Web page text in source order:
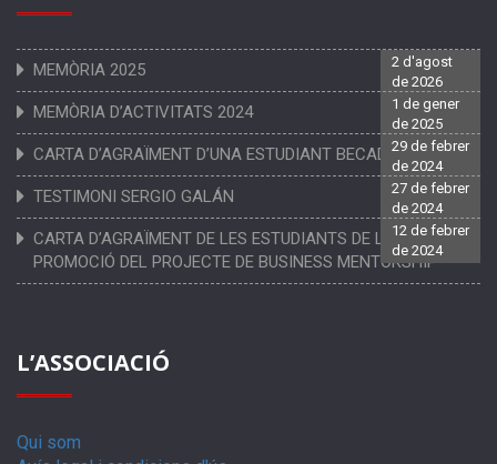
MEMÒRIA 2025
2 d'agost
de 2026
MEMÒRIA D’ACTIVITATS 2024
1 de gener
de 2025
CARTA D’AGRAÏMENT D’UNA ESTUDIANT BECADA29 de febrer
de 2024
TESTIMONI SERGIO GALÁN
27 de febrer
de 2024
CARTA D’AGRAÏMENT DE LES ESTUDIANTS DE LA PRIMERA
PROMOCIÓ DEL PROJECTE DE BUSINESS MENTORSHIP
12 de febrer
de 2024
L’ASSOCIACIÓ
Qui som